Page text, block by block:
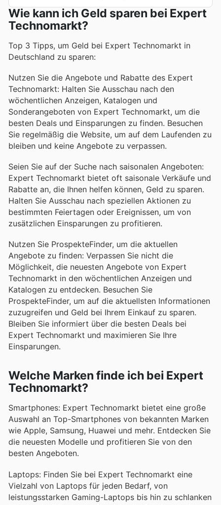
Wie kann ich Geld sparen bei Expert
Technomarkt?
Top 3 Tipps, um Geld bei Expert Technomarkt in
Deutschland zu sparen:
Nutzen Sie die Angebote und Rabatte des Expert
Technomarkt: Halten Sie Ausschau nach den
wöchentlichen Anzeigen, Katalogen und
Sonderangeboten von Expert Technomarkt, um die
besten Deals und Einsparungen zu finden. Besuchen
Sie regelmäßig die Website, um auf dem Laufenden zu
bleiben und keine Angebote zu verpassen.
Seien Sie auf der Suche nach saisonalen Angeboten:
Expert Technomarkt bietet oft saisonale Verkäufe und
Rabatte an, die Ihnen helfen können, Geld zu sparen.
Halten Sie Ausschau nach speziellen Aktionen zu
bestimmten Feiertagen oder Ereignissen, um von
zusätzlichen Einsparungen zu profitieren.
Nutzen Sie ProspekteFinder, um die aktuellen
Angebote zu finden: Verpassen Sie nicht die
Möglichkeit, die neuesten Angebote von Expert
Technomarkt in den wöchentlichen Anzeigen und
Katalogen zu entdecken. Besuchen Sie
ProspekteFinder, um auf die aktuellsten Informationen
zuzugreifen und Geld bei Ihrem Einkauf zu sparen.
Bleiben Sie informiert über die besten Deals bei
Expert Technomarkt und maximieren Sie Ihre
Einsparungen.
Welche Marken finde ich bei Expert
Technomarkt?
Smartphones: Expert Technomarkt bietet eine große
Auswahl an Top-Smartphones von bekannten Marken
wie Apple, Samsung, Huawei und mehr. Entdecken Sie
die neuesten Modelle und profitieren Sie von den
besten Angeboten.
Laptops: Finden Sie bei Expert Technomarkt eine
Vielzahl von Laptops für jeden Bedarf, von
leistungsstarken Gaming-Laptops bis hin zu schlanken